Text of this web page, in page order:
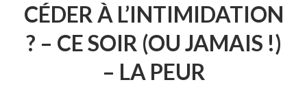
NE
PAS
CÉDER
À
L’INTIMIDATION
?
CÉDER À L’INTIMIDATION
? – CE SOIR (OU JAMAIS !)
– LA PEUR